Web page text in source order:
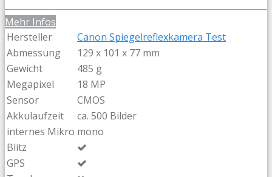
Mehr Infos
Hersteller
Canon Spiegelreflexkamera Test
Abmessung
129 x 101 x 77 mm
Gewicht
485 g
Megapixel
18 MP
Sensor
CMOS
Akkulaufzeit
ca. 500 Bilder
internes Mikro mono
Blitz
GPS